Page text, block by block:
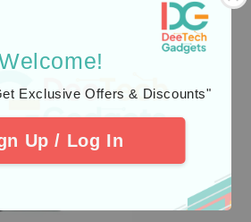
Exclusive Offers & Discounts"
Up / Log In